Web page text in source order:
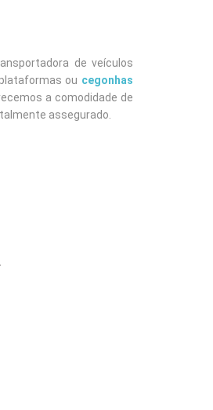
de veículos
ou cegonhas
a comodidade de
assegurado.